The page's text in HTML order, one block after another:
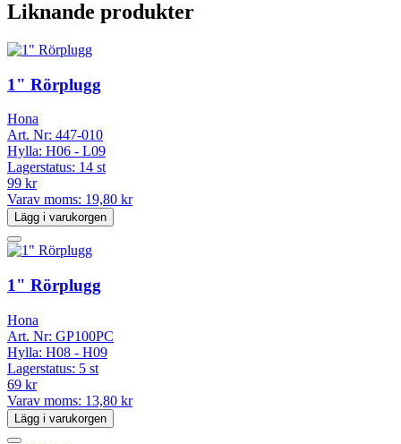
Liknande produkter
1" Rörplugg
Hona
Art. Nr: 447-010
Hylla: H06 - L09
Lagerstatus: 14 st
99 kr
Varav moms: 19,80 kr
Lägg i varukorgen
1" Rörplugg
Hona
Art. Nr: GP100PC
Hylla: H08 - H09
Lagerstatus: 5 st
69 kr
Varav moms: 13,80 kr
Lägg i varukorgen